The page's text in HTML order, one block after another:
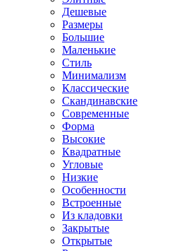
Дешевые
Размеры
Большие
Маленькие
Стиль
Минимализм
Классические
Скандинавские
Современные
Форма
Высокие
Квадратные
Угловые
Низкие
Особенности
Встроенные
Из кладовки
Закрытые
Открытые